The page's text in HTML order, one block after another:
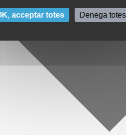
acceptar totes Denega